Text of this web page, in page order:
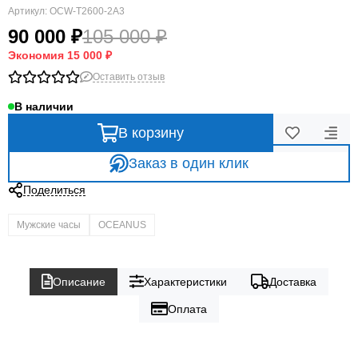
Артикул: OCW-T2600-2A3
90 000 ₽105 000 ₽
Экономия 15 000 ₽
Оставить отзыв
В наличии
В корзину
Заказ в один клик
Поделиться
Мужские часы OCEANUS
Описание Характеристики Доставка
Оплата